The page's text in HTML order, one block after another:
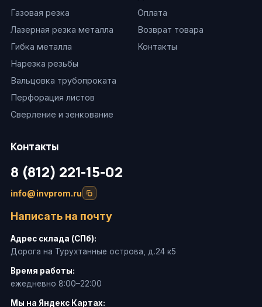
Газовая резка
Лазерная резка металла
Гибка металла
Нарезка резьбы
Вальцовка трубопроката
Перфорация листов
Сверление и зенкование
Оплата
Возврат товара
Контакты
Контакты
8 (812) 221-15-02
info@invprom.ru
Написать на почту
Адрес склада (СПб):
Дорога на Турухтанные острова, д.24 к5
Время работы:
ежедневно 8:00–22:00
Мы на Яндекс Картах: